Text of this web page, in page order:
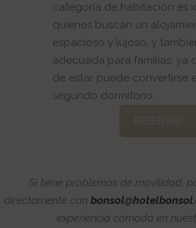
categoría de habitación es
quienes buscan un
espacioso y lujoso, y
adecuada para familias, ya
de estar puede convertirse
segundo dormitorio.
Si tiene problemas de movilidad,
directamente con
experiencia cómoda en